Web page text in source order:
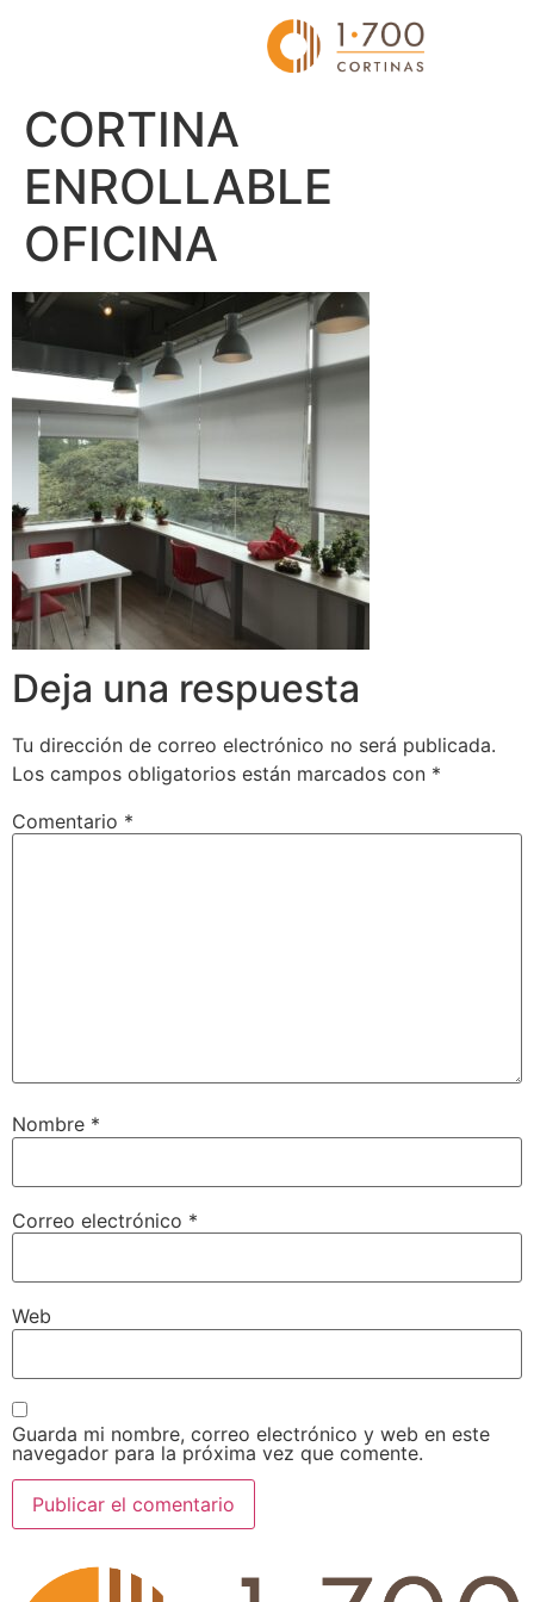
CORTINA
ENROLLABLE
OFICINA
Deja una respuesta
Tu dirección de correo electrónico no será publicada.
Los campos obligatorios están marcados con *
Comentario *
Nombre *
Correo electrónico *
Web
Guarda mi nombre, correo electrónico y web en este
navegador para la próxima vez que comente.